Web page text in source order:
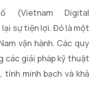
(Vietnam Digital
sự tiện lợi. Đó là một
vận hành. Các quy
các giải pháp kỹ thuật
minh bạch và khả